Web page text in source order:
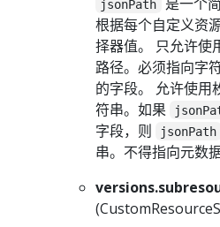
jsonPath
根据每个自定义资
择器值。 只允许使
路径。必须指向字
的字段。 允许使用
符串。如果
字段，则
jsonPath
串。不得指向元数